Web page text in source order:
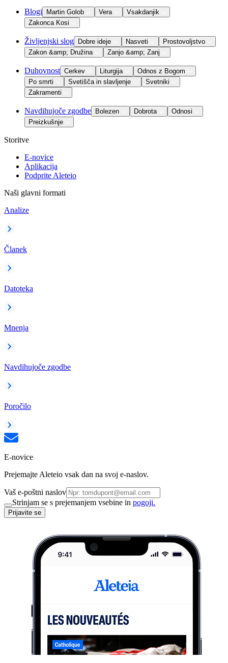
Blogi Martin Golob Vera
Vsakdanjik
Zakonca Kosi
Življenjski slog Dobre ideje Nasveti
Prostovoljstvo
Zakon &amp; Družina
Zanjo &amp; Zanj
Duhovnost Cerkev Liturgija
Odnos z Bogom
Po smrti
Svetišča in slavljenje
Svetniki
Zakramenti
Navdihujoče zgodbe Bolezen Dobrota
Odnosi
Preizkušnje
Storitve
E-novice
Aplikacija
Podprite Aleteio
Naši glavni formati
Analize
Članek
Datoteka
Mnenja
Navdihujoče zgodbe
Poročilo
E-novice
Prejemajte Aleteio vsak dan na svoj e-naslov.
Vaš e-poštni naslov
Strinjam se s prejemanjem vsebine in pogoji.
Prijavite se